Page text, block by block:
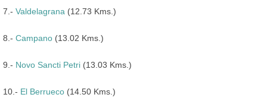
7.- Valdelagrana (12.73 Kms.)
8.- Campano (13.02 Kms.)
9.- Novo Sancti Petri (13.03 Kms.)
10.- El Berrueco (14.50 Kms.)